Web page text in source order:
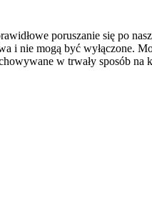
poruszanie się po
i nie mogą być wyłączone.
w trwały sposób